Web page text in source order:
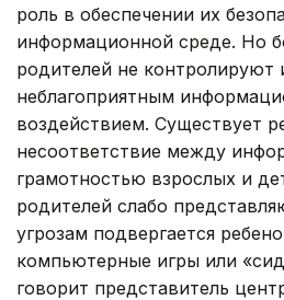
роль в обеспечении их
информационной среде. Но
родителей не контролируют
неблагоприятным
воздействием. Существует
несоответствие между
грамотностью взрослых и
родителей слабо
угрозам подвергается
компьютерные игры или
говорит представитель